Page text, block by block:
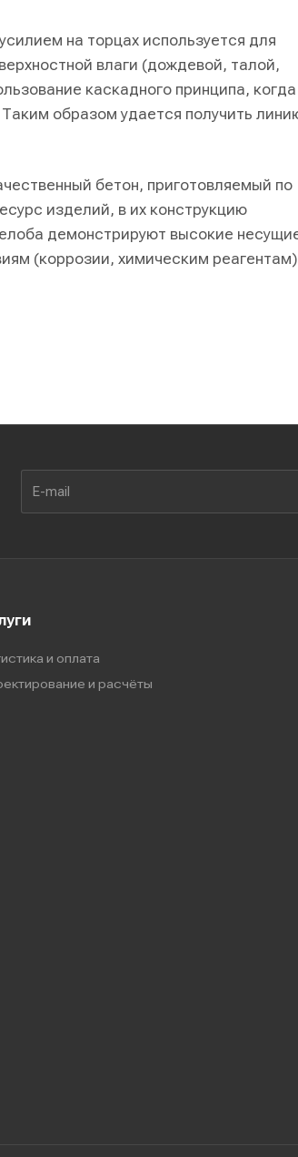
на торцах используется для
влаги (дождевой, талой,
каскадного принципа, когда
образом удается получить
бетон, приготовляемый по
изделий, в их конструкцию
демонстрируют высокие
(коррозии, химическим
и оплата
и расчёты